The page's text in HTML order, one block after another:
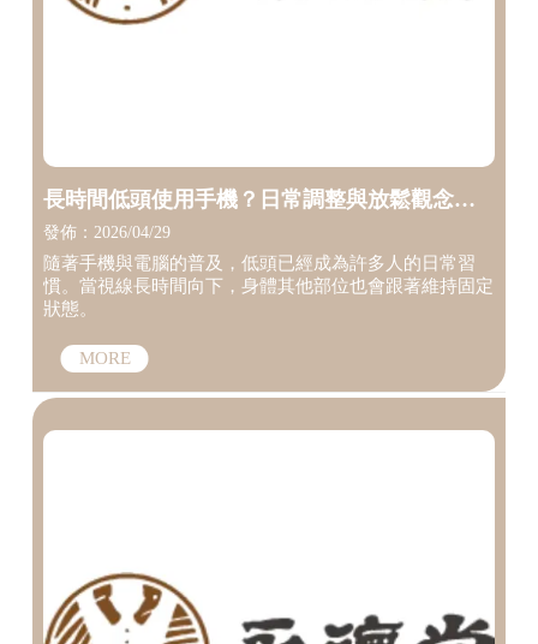
長時間低頭使用手機？日常調整與放鬆觀念整
理【台中筋膜調理】【台中徒手調整】
發佈：2026/04/29
隨著手機與電腦的普及，低頭已經成為許多人的日常習
慣。當視線長時間向下，身體其他部位也會跟著維持固定
狀態。